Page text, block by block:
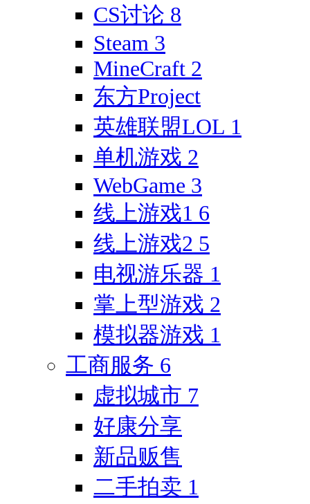
CS讨论 8
Steam 3
MineCraft 2
东方Project
英雄联盟LOL 1
单机游戏 2
WebGame 3
线上游戏1 6
线上游戏2 5
电视游乐器 1
掌上型游戏 2
模拟器游戏 1
工商服务 6
虚拟城市 7
好康分享
新品贩售
二手拍卖 1